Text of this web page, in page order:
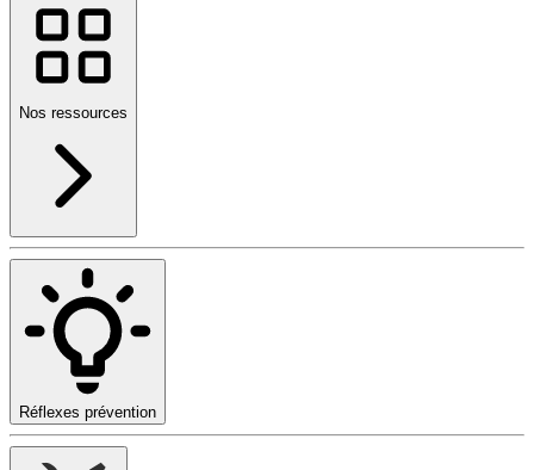
Nos ressources
Réflexes prévention